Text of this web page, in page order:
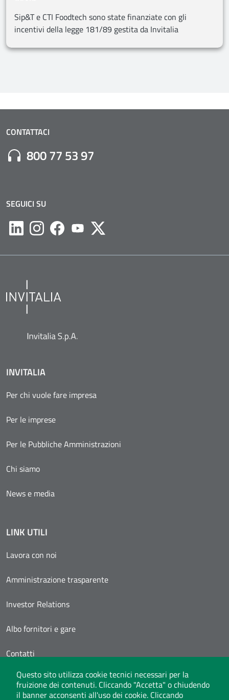
Questo sito utilizza cookie tecnici necessari per la
fruizione dei contenuti. Cliccando "Accetta" o chiudendo
il banner acconsenti all'uso dei cookie. Cliccando
Sip&T e CTI Foodtech sono state finanziate con gli
incentivi della legge 181/89 gestita da Invitalia
CONTATTACI
Numero di Telefono:
800 77 53 97
SEGUICI SU
LikedinInstagramFacebookYoutubeTwitter
INVITALIA
Per chi vuole fare impresa
Per le imprese
Per le Pubbliche Amministrazioni
Chi siamo
News e media
LINK UTILI
Lavora con noi
Amministrazione trasparente
Investor Relations
Albo fornitori e gare
Contatti
Area Personale